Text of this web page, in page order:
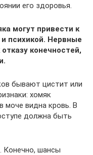
его здоровья.
могут привести к
психикой. Нервные
конечностей,
бывают цистит или
хомяк
моче видна кровь. В
должна быть
Конечно, шансы